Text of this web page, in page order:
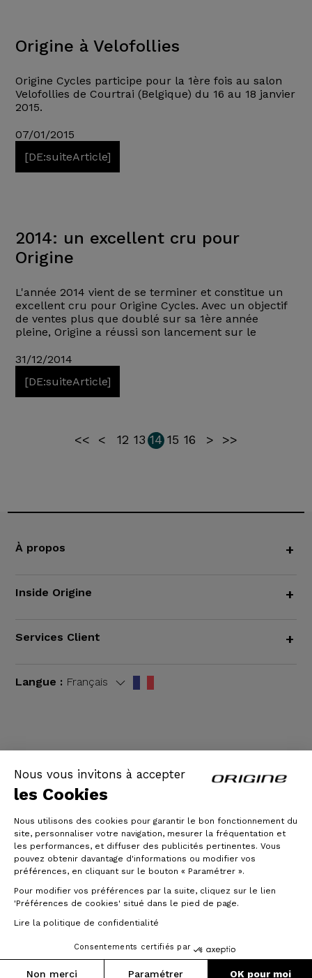
Nous vous invitons à accepter
les Cookies
Nous utilisons des cookies pour garantir le bon fonctionnement du
site, personnaliser votre navigation, mesurer la fréquentation et
les performances, et diffuser des publicités pertinentes. Vous
pouvez obtenir davantage d'informations ou modifier vos
préférences, en cliquant sur le bouton « Paramétrer ».
Pour modifier vos préférences par la suite, cliquez sur le lien
'Préférences de cookies' situé dans le pied de page.
Lire la politique de confidentialité
Consentements certifiés par
Non merci Paramétrer OK pour moi
Origine à Velofollies
Origine Cycles participe pour la 1ère fois au salon
Velofollies de Courtrai (Belgique) du 16 au 18 janvier
2015.
07/01/2015
[DE:suiteArticle]
2014: un excellent cru pour
Origine
L'année 2014 vient de se terminer et constitue un
excellent cru pour Origine Cycles. Avec un objectif
de ventes plus que doublé sur sa 1ère année
pleine, Origine a réussi son lancement sur le
31/12/2014
[DE:suiteArticle]
<< < 12 13 14 15 16 > >>
À propos +
Inside Origine +
Services Client +
Langue : Français
© Origine Cycles